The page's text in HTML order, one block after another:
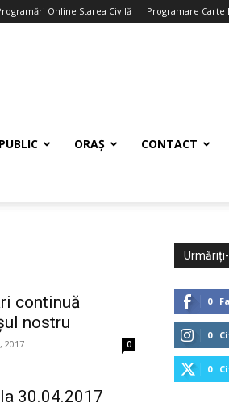
Online Starea Civilă Programare
ORAȘ CONTACT
continuă
nostru
2017 0
30.04.2017
0
0
0